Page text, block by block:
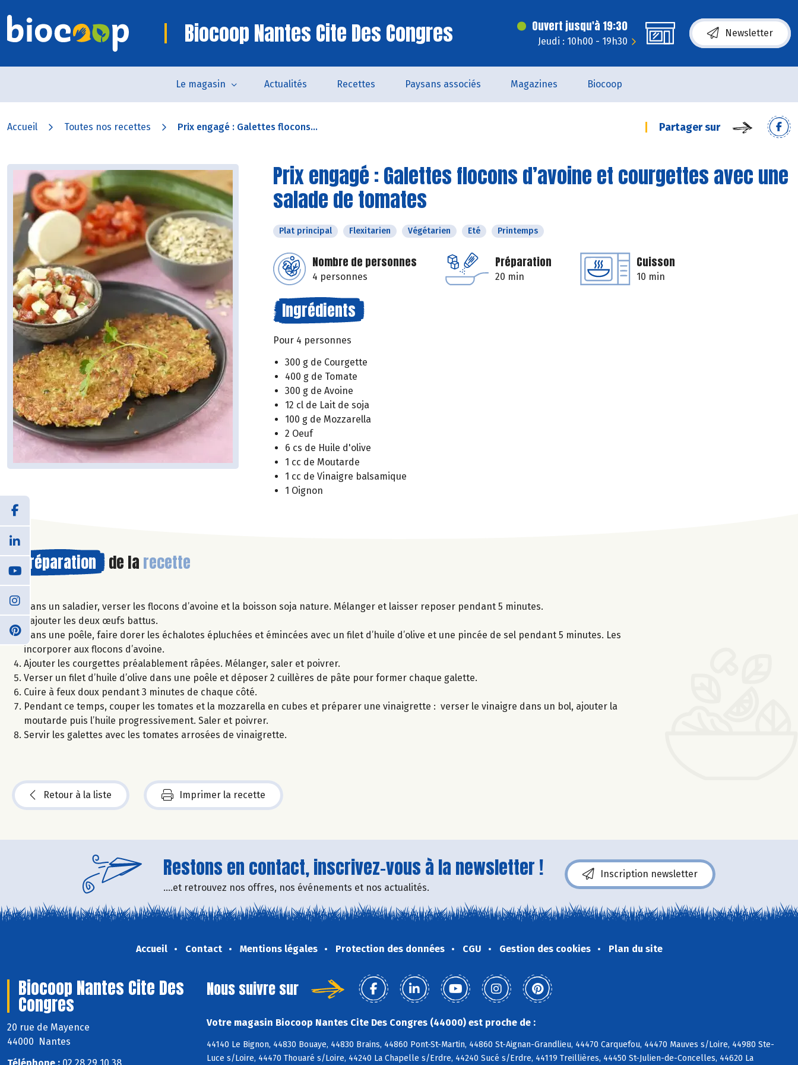
Biocoop Nantes Cite Des Congres Ouvert jusqu'à 19:30
Jeudi : 10h00 - 19h30
Newsletter
Le magasin Actualités Recettes Paysans associés Magazines Biocoop
Accueil Toutes nos recettes Prix engagé : Galettes flocons... Partager sur
Prix engagé : Galettes flocons d’avoine et courgettes avec une
salade de tomates
Plat principal Flexitarien Végétarien Eté Printemps
Nombre de personnes
4 personnes
Préparation
20 min
Cuisson
10 min
Ingrédients
Pour 4 personnes
300 g de Courgette
400 g de Tomate
300 g de Avoine
12 cl de Lait de soja
100 g de Mozzarella
2 Oeuf
6 cs de Huile d'olive
1 cc de Moutarde
1 cc de Vinaigre balsamique
1 Oignon
Préparation de la recette
Dans un saladier, verser les flocons d’avoine et la boisson soja nature. Mélanger et laisser reposer pendant 5 minutes.
Rajouter les deux œufs battus.
Dans une poêle, faire dorer les échalotes épluchées et émincées avec un filet d’huile d’olive et une pincée de sel pendant 5 minutes. Les
incorporer aux flocons d’avoine.
Ajouter les courgettes préalablement râpées. Mélanger, saler et poivrer.
Verser un filet d’huile d’olive dans une poêle et déposer 2 cuillères de pâte pour former chaque galette.
Cuire à feux doux pendant 3 minutes de chaque côté.
Pendant ce temps, couper les tomates et la mozzarella en cubes et préparer une vinaigrette : verser le vinaigre dans un bol, ajouter la
moutarde puis l’huile progressivement. Saler et poivrer.
Servir les galettes avec les tomates arrosées de vinaigrette.
Retour à la liste Imprimer la recette
Restons en contact, inscrivez-vous à la newsletter !
....et retrouvez nos offres, nos événements et nos actualités.
Inscription newsletter
Accueil Contact Mentions légales Protection des données CGU Gestion des cookies Plan du site
Biocoop Nantes Cite Des
Congres
20 rue de Mayence
44000 Nantes
Nous suivre sur
Votre magasin Biocoop Nantes Cite Des Congres (44000) est proche de :
44140 Le Bignon, 44830 Bouaye, 44830 Brains, 44860 Pont-St-Martin, 44860 St-Aignan-Grandlieu, 44470 Carquefou, 44470 Mauves s/Loire, 44980 Ste-
Luce s/Loire, 44470 Thouaré s/Loire, 44240 La Chapelle s/Erdre, 44240 Sucé s/Erdre, 44119 Treillières, 44450 St-Julien-de-Concelles, 44620 La